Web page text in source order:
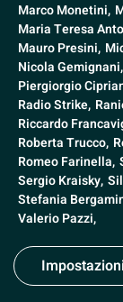
Marco Monetini,
Maria Teresa
Mauro Presini,
Nicola Gemignani,
Piergiorgio
Radio Strike,
Riccardo
Roberta Trucco,
Romeo Farinella,
Sergio Kraisky,
Stefania
Valerio Pazzi,